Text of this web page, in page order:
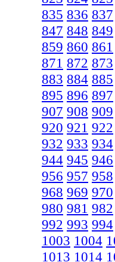
835 836 837
847 848 849
859 860 861
871 872 873
883 884 885
895 896 897
907 908 909
920 921 922
932 933 934
944 945 946
956 957 958
968 969 970
980 981 982
992 993 994
1003 1004
1013 1014